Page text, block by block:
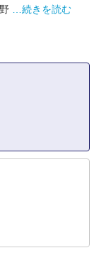
…続きを読む